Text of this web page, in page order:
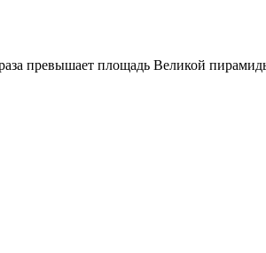
превышает площадь Великой